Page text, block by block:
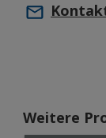
Weitere